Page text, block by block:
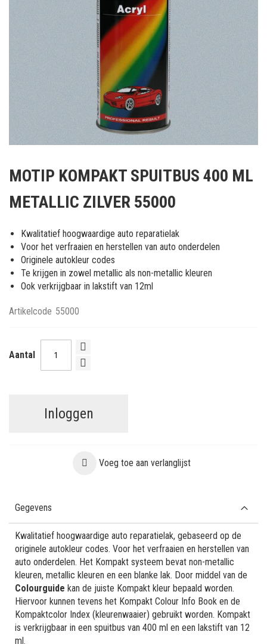
het
van
afbeeldingen-
gallerij
MOTIP KOMPAKT SPUITBUS 400 ML
METALLIC ZILVER 55000
Kwalitatief hoogwaardige auto reparatielak
Voor het verfraaien en herstellen van auto onderdelen
Originele autokleur codes
Te krijgen in zowel metallic als non-metallic kleuren
Ook verkrijgbaar in lakstift van 12ml
Artikelcode 55000
Aantal
Inloggen
Voeg toe aan verlanglijst
Gegevens
Kwalitatief hoogwaardige auto reparatielak, gebaseerd op de
originele autokleur codes. Voor het verfraaien en herstellen van
auto onderdelen. Het Kompakt systeem bevat non-metallic
kleuren, metallic kleuren en een blanke lak. Door middel van de
Colourguide kan de juiste Kompakt kleur bepaald worden.
Hiervoor kunnen tevens het Kompakt Colour Info Book en de
Kompaktcolor Index (kleurenwaaier) gebruikt worden. Kompakt
is verkrijgbaar in een spuitbus van 400 ml en een lakstift van 12
ml.